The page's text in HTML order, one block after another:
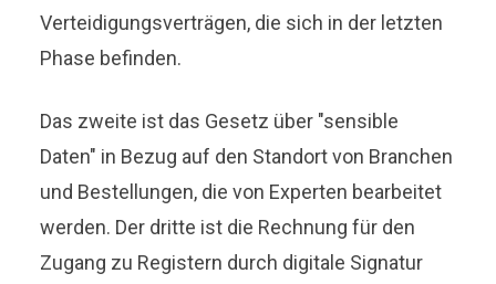
Verteidigungsverträgen, die sich in der letzten
Phase befinden.
Das zweite ist das Gesetz über "sensible
Daten" in Bezug auf den Standort von Branchen
und Bestellungen, die von Experten bearbeitet
werden. Der dritte ist die Rechnung für den
Zugang zu Registern durch digitale Signatur